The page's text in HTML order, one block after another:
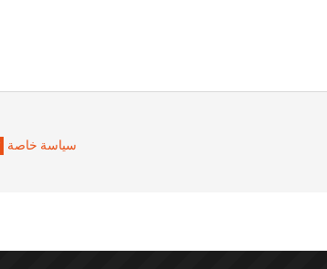
سياسة خاصة